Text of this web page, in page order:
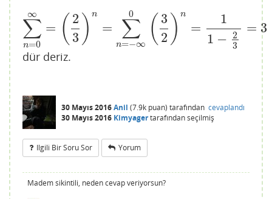
∑
n=0
∞
= ( 2
3 ) n
= ∑
n=−∞
0 ( 3
2 ) n
=
1
1 − 2
3
= 3
∑n = 0∞ ( 3) n= n= ∞0 3 n =1 1− 3=3
dür deriz.
30 Mayıs 2016Anil (7.9k puan) tarafından cevaplandı
30 Mayıs 2016 Kimyagertarafındanseçilmiş
Ilgili Bir Soru Sor Yorum
Madem sikintili, neden cevap veriyorsun?